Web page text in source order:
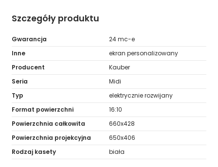
Szczegóły produktu
Gwarancja
24 mc-e
Inne
ekran personalizowany
Producent
Kauber
Seria
Midi
Typ
elektrycznie rozwijany
Format powierzchni
16:10
Powierzchnia całkowita
660x428
Powierzchnia projekcyjna
650x406
Rodzaj kasety
biała